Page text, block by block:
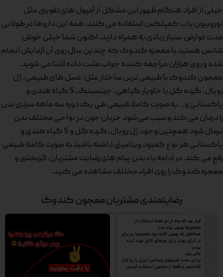
خیلی از افراد هنگام ظهور این مشکل از آمپول های تقویتی مثل
نوروبیون یا ب کمپلکس استفاده می کنند. همه این داروها در طولانی
مدت عوارض بسیار زیادی به همراه دارند. اکنون شما خیلی خوش
شانس هستید با معجزه کندوک که چندین سال روی آن آزمایش انجام
شده و روی هزاران مراجعه کننده جواب مثبت داده آشنا می شوید.
معجون کندوک با طبیعی ترین ساختار مثل: عسل های طبیعی، ژل
رویال، گرده گل یا خاویار گیاهی، جینسینگ، 5 گیاه هندی و
پاکستانی و… به صورت کاملا طبیعی طی یک دوره سه ماهه سردی بدن
را درمان می کند و سبب می شود جریان خون در نواحی مختلف بدن
نرمال شود همچنین وجود ژل رویال، گرده گل و 5 گیاه هندی و
پاکستانی هر نوع کمبود ویتامینی داشته باشید به صورت کاملا طبیعی
رفع می کند. درادامه با دیدن پیام های رضایت مشتریان، اثربخشی و
معجزه کندوک را روی افراد مختلف مشاهده می کنید:
رضایتمندی مشتریان معجون کندوک